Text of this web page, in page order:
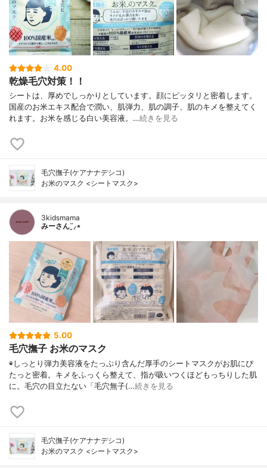
4.00
乾燥毛穴対策！！
シートは、厚めでしっかりとしています。顔にピッタリと密着します。
国産のお米エキス配合で潤い、肌弾力、肌の調子、肌のキメを整えてく
れます。お米を感じる白い美容液。…続きを見る
毛穴撫子(ケアナナデシコ)
お米のマスク <シートマスク>
3kidsmama
みーさん¨̮⸝⋆
5.00
毛穴撫子 お米のマスク
◉しっとり弾力美容液をたっぷり含んだ厚手のシートマスクがお肌にぴ
たっと密着。キメをふっくら整えて、指が吸いつくほどもっちりした肌
に。毛穴の目立たない「毛穴無子(…続きを見る
毛穴撫子(ケアナナデシコ)
お米のマスク <シートマスク>